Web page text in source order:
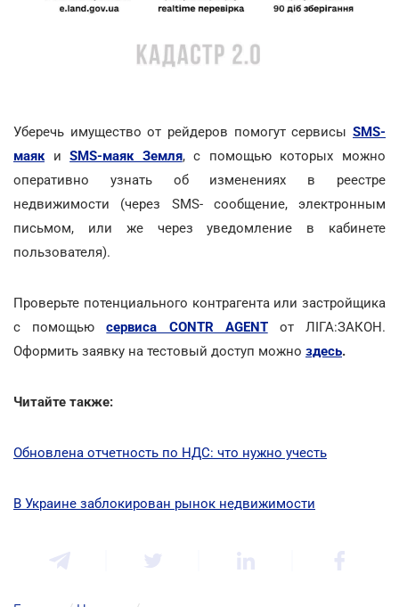
Уберечь имущество от рейдеров помогут сервисы SMS-
маякиSMS-маяк Земля, с помощью которых можно
оперативно узнать об изменениях в реестре
недвижимости (через SMS- сообщение, электронным
письмом, или же через уведомление в кабинете
пользователя).
Проверьте потенциального контрагента или застройщика
с помощью
сервиса CONTR AGENTот ЛІГА:ЗАКОН.
Оформить заявку на тестовый доступ можно здесь.
Читайте также:
Обновлена отчетность по НДС: что нужно учесть
В Украине заблокирован рынок недвижимости